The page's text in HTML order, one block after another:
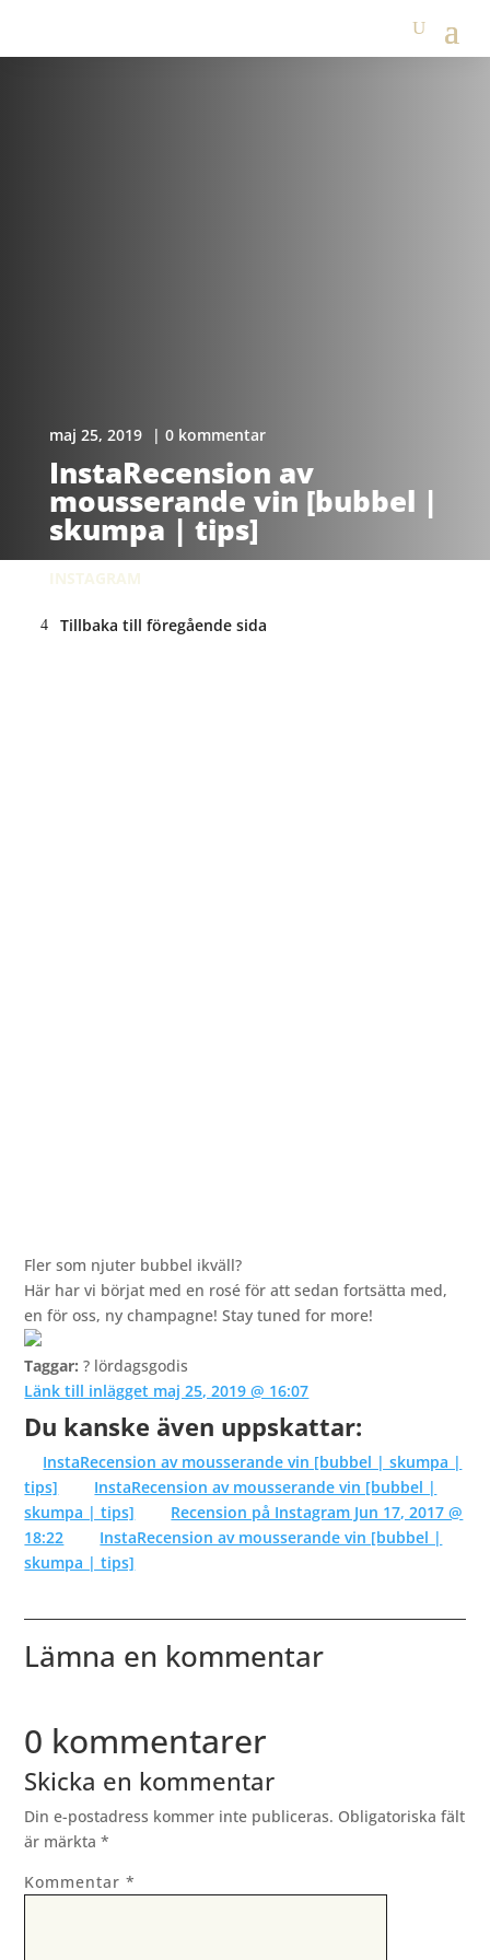
maj 25, 2019 | 0 kommentar
InstaRecension av
mousserande vin [bubbel |
skumpa | tips]
INSTAGRAM
Tillbaka till föregående sida
Fler som njuter bubbel ikväll?
Här har vi börjat med en rosé för att sedan fortsätta med,
en för oss, ny champagne! Stay tuned for more!
Taggar:? lördagsgodis
Länk till inlägget maj 25, 2019 @ 16:07
Du kanske även uppskattar:
InstaRecension av mousserande vin [bubbel | skumpa |
tips]
InstaRecension av mousserande vin [bubbel |
skumpa | tips]
Recension på Instagram Jun 17, 2017 @
18:22
InstaRecension av mousserande vin [bubbel |
skumpa | tips]
Lämna en kommentar
0 kommentarer
Skicka en kommentar
Din e-postadress kommer inte publiceras. Obligatoriska fält
är märkta*
Kommentar*